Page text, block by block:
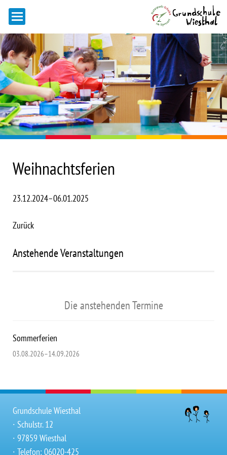
Weihnachtsferien
23.12.2024–06.01.2025
Zurück
Anstehende Veranstaltungen
Die anstehenden Termine
Sommerferien
03.08.2026–14.09.2026
Grundschule Wiesthal
∙ Schulstr. 12
∙ 97859 Wiesthal
∙ Telefon: 06020-425